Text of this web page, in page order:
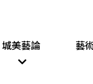
城美藝論 藝